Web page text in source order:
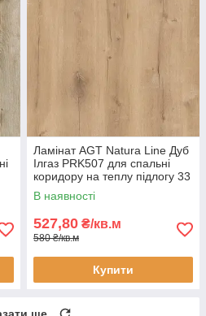
Ламінат AGT Natura Line Дуб
Ілгаз PRK507 для спальні
коридору на теплу підлогу 33
клас 8 мм товщина з фаскою
В наявності
527,80 ₴/кв.м
580 ₴/кв.м
Купити